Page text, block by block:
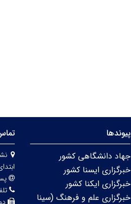
پیوندها
جهاد دانشگاهی کشور
خبرگزاری ایسنا کشور
خبرگزاری ایکنا کشور
خبرگزاری علم و فرهنگ (سینا